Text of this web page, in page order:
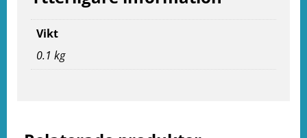
Vikt
0.1 kg